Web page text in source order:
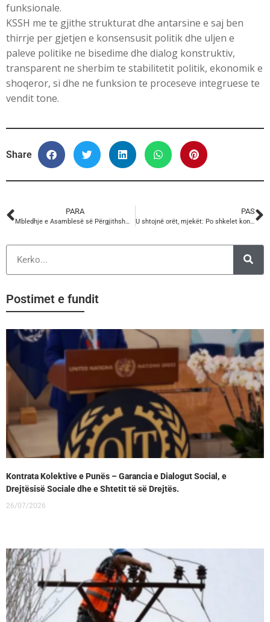
funksionale.
KSSH me te gjithe strukturat dhe antarsine e saj ben
thirrje per gjetjen e konsensusit politik dhe uljen e
paleve politike ne bisedime dhe dialog konstruktiv,
transparent ne sherbim te stabilitetit politik, ekonomik e
shoqeror, si dhe ne funksion te proceseve integruese te
vendit tone.
Share
PARA
Mbledhje e Asamblesë së Përgjithshme të Konfederatës së Sindikatave të Shqipërisë
PAS
U shtojnë orët, mjekët: Po shkelet kontrata dhe Kodi i Punës”/ Ministria: S’plotësojnë 40 orë pune
Postimet e fundit
Kontrata Kolektive e Punës – Garancia e Dialogut Social, e
Drejtësisë Sociale dhe e Shtetit të së Drejtës.
26/07/2026